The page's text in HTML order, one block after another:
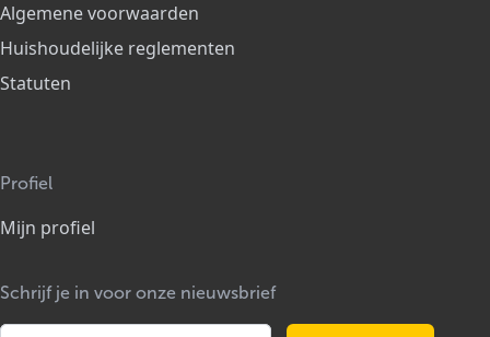
Algemene voorwaarden
Huishoudelijke reglementen
Statuten
Profiel
Mijn profiel
Schrijf je in voor onze nieuwsbrief